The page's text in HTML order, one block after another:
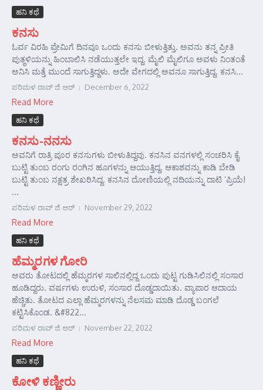
ಹನಿ ಕಥೆ
ಕನಸು
ಓರ್ವ ವಿರಹಿ ಪ್ರೇಮಿಗೆ ದಿನವೂ ಒಂದು ಕನಸು ಬೀಳುತ್ತಿತ್ತು. ಅವನು ತನ್ನ ಪ್ರೀತಿ
ಪುತ್ಥಳಿಯನ್ನು ಹಿಂಬಾಲಿಸಿ ನಡೆಯುತ್ತಲೇ ಇದ್ದ. ಮೈಲಿ ಮೈಲಿಗೂ ಅವಳು ನಿಂತಂತೆ
ಅನಿಸಿ ಮತ್ತೆ ಮುಂದೆ ಸಾಗುತ್ತಿದ್ದಳು. ಅದೇ ವೇಗದಲ್ಲಿ ಅವನೂ ಸಾಗುತ್ತಿದ್ದ. ಕನಸಿ...
ಪರಿಮಳ ರಾವ್ ಜಿ ಆರ್‍ December 6, 2022
Read More
ಹನಿ ಕಥೆ
ಕನಸು-ನನಸು
ಅವನಿಗೆ ರಾತ್ರಿ ಪೂರ ಕನಸುಗಳು ಬೀಳುತಿದ್ದವು. ಕನಸಿನ ವನಗಳಲ್ಲಿ ಸಂಚರಿಸಿ ಕೈ
ಬುಟ್ಟಿ ತುಂಬ ರಂಗು ರಂಗಿನ ಹೂಗಳನ್ನು ಆಯುತ್ತಿದ್ದ. ಆಕಾಶವನ್ನು ಕಾಡಿ ಬೇಡಿ
ಬುಟ್ಟಿ ತುಂಬ ನಕ್ಷತ್ರ ಶೇಖರಿಸಿದ್ದ. ಕನಸಿನ ದೋಣಿಯಲ್ಲಿ ನದಿಯನ್ನು ದಾಟಿ ‘ಪ್ರಿಯೆ!
...
ಪರಿಮಳ ರಾವ್ ಜಿ ಆರ್‍ November 29, 2022
Read More
ಹನಿ ಕಥೆ
ಹೆಮ್ಮರಗಳ ಗೋರಿ
ಅವರು ತೋಟದಲ್ಲಿ ಹೆಮ್ಮರಗಳ ಸಾಲಿನಲ್ಲಿದ್ದ ಒಂದು ಪುಟ್ಟ ಗುಡಿಸಿಲಿನಲ್ಲಿ ಸಂಸಾರ
ಹೂಡಿದ್ದರು. ವರ್ಷಗಳು ಉರುಳಿ, ಸಂಸಾರ ದೊಡ್ಡದಾಯಿತು. ವ್ಯಾಪಾರ ಆದಾಯ
ಹೆಚ್ಚಿತು. ತೋಟದ ಎಲ್ಲಾ ಹೆಮ್ಮರಗಳನ್ನು ನೆಲಸಮ ಮಾಡಿ ದೊಡ್ಡ ಬಂಗಲೆ
ಕಟ್ಟಿಸಿಕೊಂಡ. &#822...
ಪರಿಮಳ ರಾವ್ ಜಿ ಆರ್‍ November 22, 2022
Read More
ಹನಿ ಕಥೆ
ಕೋಳಿ ಕಣ್ಣೀರು